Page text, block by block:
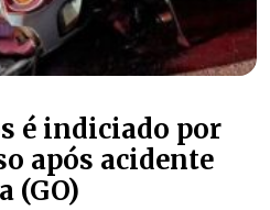
é indiciado por
após acidente
(GO)